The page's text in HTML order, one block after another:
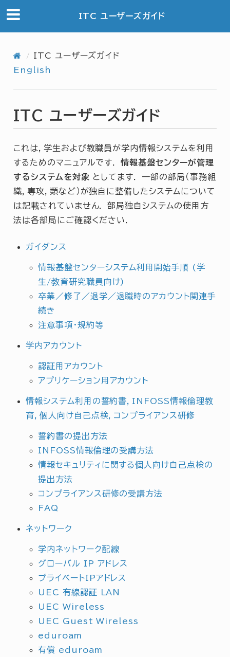
ITC ユーザーズガイド
ITC ユーザーズガイド
English
ITC ユーザーズガイド
これは，学生および教職員が学内情報システムを利用
するためのマニュアルです．情報基盤センターが管理
するシステムを対象 としてます． 一部の部局（事務組
織，専攻，類など）が独自に整備したシステムについて
は記載されていません． 部局独自システムの使用方
法は各部局にご確認ください．
ガイダンス
情報基盤センターシステム利用開始手順 (学
生/教育研究職員向け)
卒業／修了／退学／退職時のアカウント関連手
続き
注意事項・規約等
学内アカウント
認証用アカウント
アプリケーション用アカウント
情報システム利用の誓約書，INFOSS情報倫理教
育，個人向け自己点検，コンプライアンス研修
誓約書の提出方法
INFOSS情報倫理の受講方法
情報セキュリティに関する個人向け自己点検の
提出方法
コンプライアンス研修の受講方法
FAQ
ネットワーク
学内ネットワーク配線
グローバル IP アドレス
プライベートIPアドレス
UEC 有線認証 LAN
UEC Wireless
UEC Guest Wireless
eduroam
有償 eduroam